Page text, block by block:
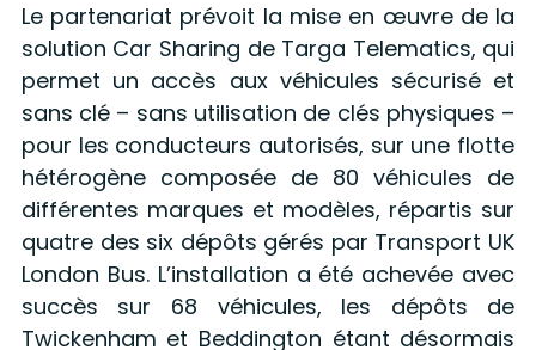
Le partenariat prévoit la mise en œuvre de la
solution Car Sharing de Targa Telematics, qui
permet un accès aux véhicules sécurisé et
sans clé – sans utilisation de clés physiques –
pour les conducteurs autorisés, sur une flotte
hétérogène composée de 80 véhicules de
différentes marques et modèles, répartis sur
quatre des six dépôts gérés par Transport UK
London Bus. L’installation a été achevée avec
succès sur 68 véhicules, les dépôts de
Twickenham et Beddington étant désormais